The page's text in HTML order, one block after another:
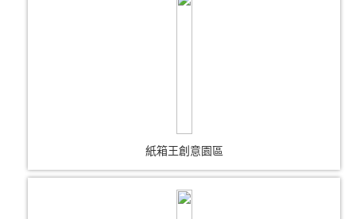
紙箱王創意園區